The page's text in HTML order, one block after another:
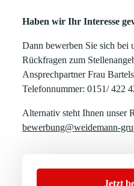
Haben wir Ihr Interesse
Dann bewerben Sie sich bei
Rückfragen zum
Ansprechpartner Frau
Telefonnummer: 0151/ 422
Alternativ steht Ihnen unser
bewerbung@weidemann-
Jetzt